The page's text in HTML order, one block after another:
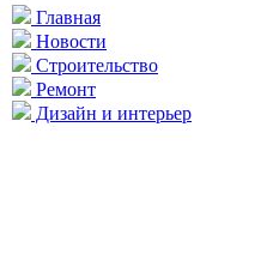
Главная
Новости
Строительство
Ремонт
Дизайн и интерьер